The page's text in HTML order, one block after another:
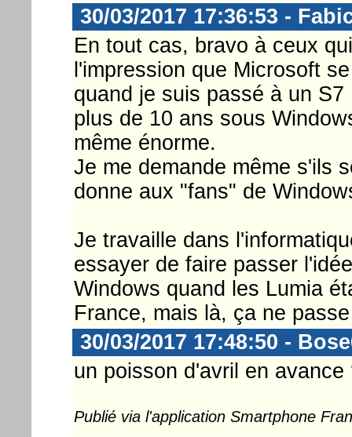
30/03/2017 17:36:53 -
En tout cas, bravo à ceux
l'impression que Microsoft
quand je suis passé à un
plus de 10 ans sous
même énorme.
Je me demande même s'ils
donne aux "fans" de
Je travaille dans
essayer de faire passer
Windows quand les Lumia
France, mais là, ça ne
30/03/2017 17:48:50 -
un poisson d'avril en avance
Publié via l'application Smartphone